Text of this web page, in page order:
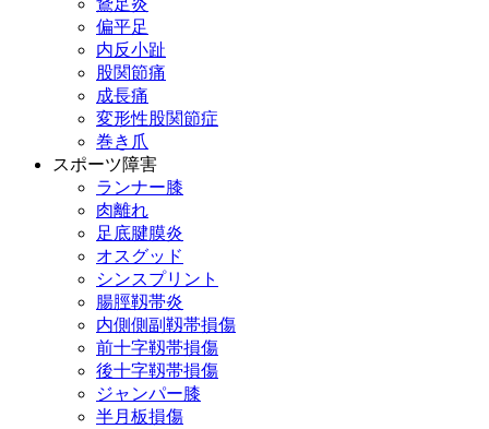
鵞足炎
偏平足
内反小趾
股関節痛
成長痛
変形性股関節症
巻き爪
スポーツ障害
ランナー膝
肉離れ
足底腱膜炎
オスグッド
シンスプリント
腸脛靱帯炎
内側側副靱帯損傷
前十字靱帯損傷
後十字靱帯損傷
ジャンパー膝
半月板損傷